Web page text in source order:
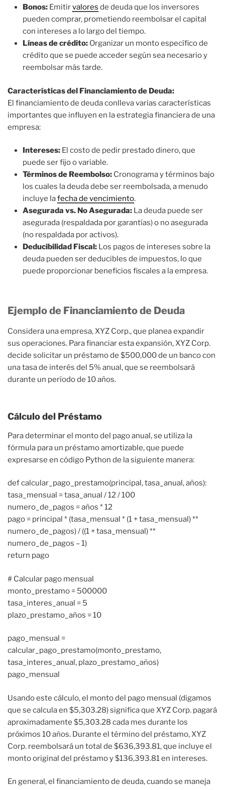
Bonos: Emitirvalores de deuda que los inversores
pueden comprar, prometiendo reembolsar el capital
con intereses a lo largo del tiempo.
Líneas de crédito: Organizar un monto específico de
crédito que se puede acceder según sea necesario y
reembolsar más tarde.
Características del Financiamiento de Deuda:
El financiamiento de deuda conlleva varias características
importantes que influyen en la estrategia financiera de una
empresa:
Intereses: El costo de pedir prestado dinero, que
puede ser fijo o variable.
Términos de Reembolso: Cronograma y términos bajo
los cuales la deuda debe ser reembolsada, a menudo
incluye lafecha de vencimiento.
Asegurada vs. No Asegurada: La deuda puede ser
asegurada (respaldada por garantías) o no asegurada
(no respaldada por activos).
Deducibilidad Fiscal: Los pagos de intereses sobre la
deuda pueden ser deducibles de impuestos, lo que
puede proporcionar beneficios fiscales a la empresa.
Ejemplo de Financiamiento de Deuda
Considera una empresa, XYZ Corp., que planea expandir
sus operaciones. Para financiar esta expansión, XYZ Corp.
decide solicitar un préstamo de $500,000 de un banco con
una tasa de interés del 5% anual, que se reembolsará
durante un período de 10 años.
Cálculo del Préstamo
Para determinar el monto del pago anual, se utiliza la
fórmula para un préstamo amortizable, que puede
expresarse en código Python de la siguiente manera:
def calcular_pago_prestamo(principal, tasa_anual, años):
tasa_mensual = tasa_anual / 12 / 100
numero_de_pagos = años * 12
pago = principal * (tasa_mensual * (1 + tasa_mensual) **
numero_de_pagos) / ((1 + tasa_mensual) **
numero_de_pagos – 1)
return pago
# Calcular pago mensual
monto_prestamo = 500000
tasa_interes_anual = 5
plazo_prestamo_años = 10
pago_mensual =
calcular_pago_prestamo(monto_prestamo,
tasa_interes_anual, plazo_prestamo_años)
pago_mensual
Usando este cálculo, el monto del pago mensual (digamos
que se calcula en $5,303.28) significa que XYZ Corp. pagará
aproximadamente $5,303.28 cada mes durante los
próximos 10 años. Durante el término del préstamo, XYZ
Corp. reembolsará un total de $636,393.81, que incluye el
monto original del préstamo y $136,393.81 en intereses.
En general, el financiamiento de deuda, cuando se maneja